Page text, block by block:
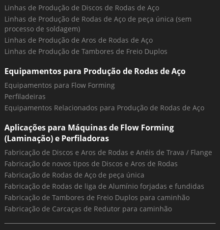
Linhas de Produção de Discos de Rodas de Aço
Linhas de Produção de Rodas de Aço de peça única (sem
processo de soldagem)
Linhas de Produção de Aros de Rodas de Aço
Linhas de Produção de Tambores de Freio Duplos
Equipamentos para Produção de Rodas de Aço
Equipamentos para Flow Forming
Perfiladeiras
Equipamentos Relacionados para Produção de Rodas de Aço
Aplicações para Máquinas de Flow Forming
(Laminação) e Perfiladoras
Fabricação de Discos e Aros de Rodas e Anéis de Trava / Flange
Fabricação de novos tipos de Discos e Aros de Rodas
Fabricação de Rodas de Aço de peça única
Fabricação de Rodas de liga de Alumínio forjadas e fundidas
Fabricação de Tambores de Freio Duplos para caminhão
Fabricação de Carcaças de Redutor para caminhão